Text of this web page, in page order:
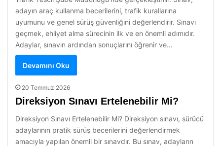
adayın araç kullanma becerilerini, trafik kurallarına
uyumunu ve genel sürüş güvenliğini değerlendirir. Sınavı
geçmek, ehliyet alma sürecinin ilk ve en önemli adımıdır.
Adaylar, sınavın ardından sonuçlarını öğrenir ve…
Devamını Oku
20 Temmuz 2026
Direksiyon Sınavı Ertelenebilir Mi?
Direksiyon Sınavı Ertelenebilir Mi? Direksiyon sınavı, sürücü
adaylarının pratik sürüş becerilerini değerlendirmek
amacıyla yapılan önemli bir sınavdır. Bu sınav, adayların